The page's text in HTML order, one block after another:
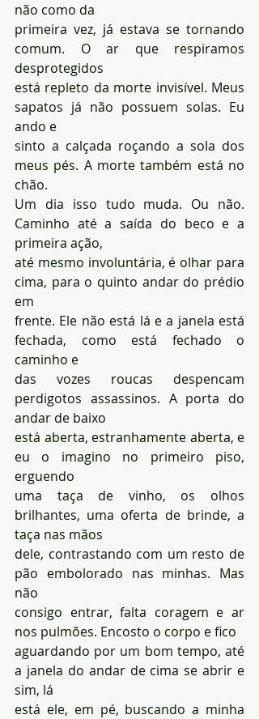
não como da
primeira vez, já estava se tornando
comum. O ar que respiramos
desprotegidos
está repleto da morte invisível. Meus
sapatos já não possuem solas. Eu
ando e
sinto a calçada roçando a sola dos
meus pés. A morte também está no
chão.
Um dia isso tudo muda. Ou não.
Caminho até a saída do beco e a
primeira ação,
até mesmo involuntária, é olhar para
cima, para o quinto andar do prédio
em
frente. Ele não está lá e a janela está
fechada, como está fechado o
caminho e
das vozes roucas despencam
perdigotos assassinos. A porta do
andar de baixo
está aberta, estranhamente aberta, e
eu o imagino no primeiro piso,
erguendo
uma taça de vinho, os olhos
brilhantes, uma oferta de brinde, a
taça nas mãos
dele, contrastando com um resto de
pão embolorado nas minhas. Mas
não
consigo entrar, falta coragem e ar
nos pulmões. Encosto o corpo e fico
aguardando por um bom tempo, até
a janela do andar de cima se abrir e
sim, lá
está ele, em pé, buscando a minha